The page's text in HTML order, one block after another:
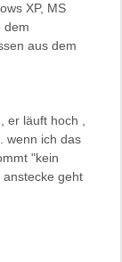
XP, MS
dem
aus dem
er läuft hoch ,
wenn ich das
"kein
geht